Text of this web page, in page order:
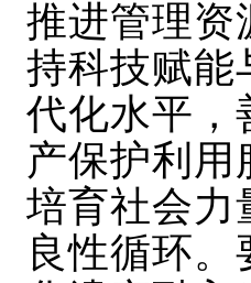
推进管理资
持科技赋能
代化水平，
产保护利
培育社会力
良性循环